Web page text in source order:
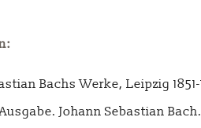
Bachs Werke, Leipzig
Johann Sebastian